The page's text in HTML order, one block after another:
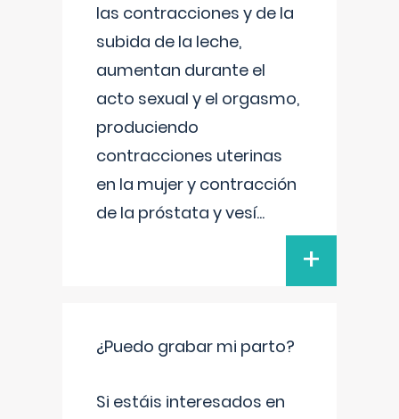
las contracciones y de la
subida de la leche,
aumentan durante el
acto sexual y el orgasmo,
produciendo
contracciones uterinas
en la mujer y contracción
de la próstata y vesí...
+
¿Puedo grabar mi parto?
Si estáis interesados en